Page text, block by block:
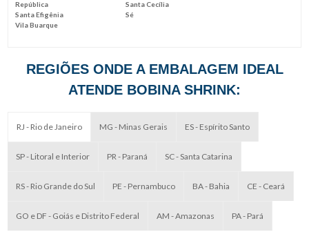
República
Santa Cecília
Santa Efigênia
Sé
Vila Buarque
REGIÕES ONDE A EMBALAGEM IDEAL
ATENDE BOBINA SHRINK:
RJ - Rio de Janeiro MG - Minas Gerais ES - Espírito Santo
SP - Litoral e Interior PR - Paraná SC - Santa Catarina
RS - Rio Grande do Sul PE - Pernambuco BA - Bahia CE - Ceará
GO e DF - Goiás e Distrito Federal AM - Amazonas PA - Pará